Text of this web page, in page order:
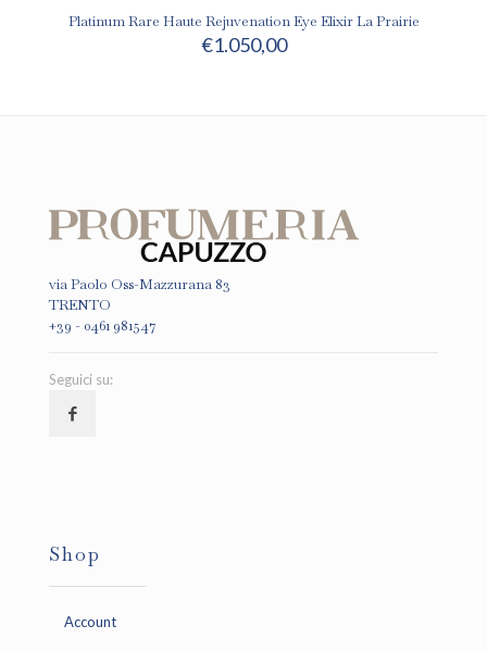
Platinum Rare Haute Rejuvenation Eye Elixir La Prairie
€1.050,00
via Paolo Oss-Mazzurana 83
TRENTO
+39 - 0461 981547
Seguici su:
Shop
Account